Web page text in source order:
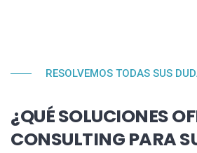
RESOLVEMOS TODAS SUS
¿QUÉ SOLUCIONES
CONSULTING PARA